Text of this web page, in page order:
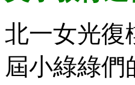
北一女光復
屆小綠綠們